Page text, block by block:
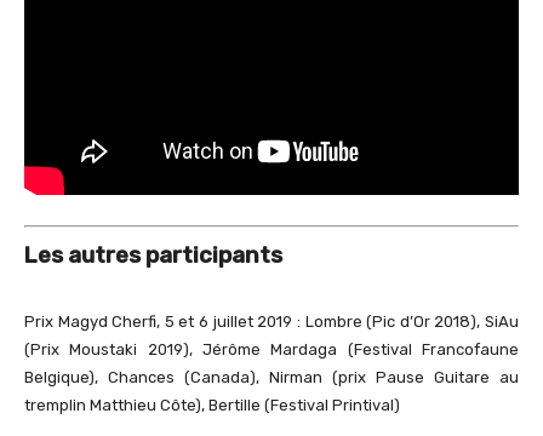
Les autres participants
Prix Magyd Cherfi, 5 et 6 juillet 2019 : Lombre (Pic d’Or 2018), SiAu
(Prix Moustaki 2019), Jérôme Mardaga (Festival Francofaune
Belgique), Chances (Canada), Nirman (prix Pause Guitare au
tremplin Matthieu Côte), Bertille (Festival Printival)